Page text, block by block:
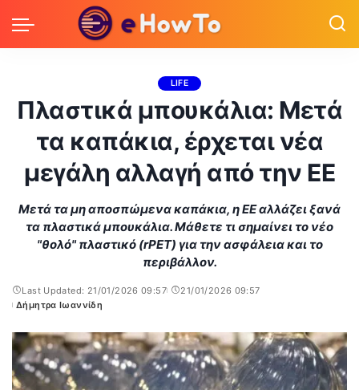
LIFE
Πλαστικά μπουκάλια: Μετά
τα καπάκια, έρχεται νέα
μεγάλη αλλαγή από την ΕΕ
Μετά τα μη αποσπώμενα καπάκια, η ΕΕ αλλάζει ξανά
τα πλαστικά μπουκάλια. Μάθετε τι σημαίνει το νέο
"θολό" πλαστικό (rPET) για την ασφάλεια και το
περιβάλλον.
Last Updated: 21/01/2026 09:57
21/01/2026 09:57
Posted
Δήμητρα Ιωαννίδη